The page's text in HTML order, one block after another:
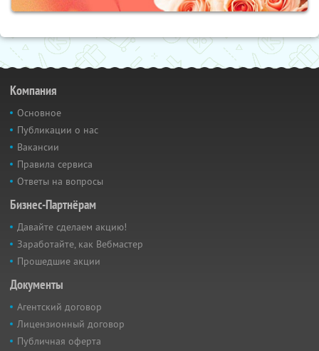
Компания
Основное
Публикации о нас
Вакансии
Правила сервиса
Ответы на вопросы
Бизнес-Партнёрам
Давайте сделаем акцию!
Заработайте, как Вебмастер
Прошедшие акции
Документы
Агентский договор
Лицензионный договор
Публичная оферта